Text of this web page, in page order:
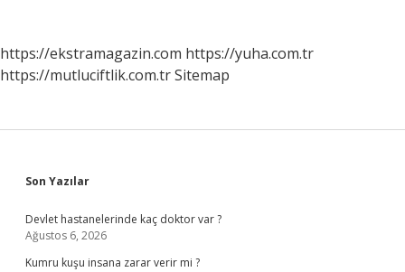
https://ekstramagazin.com https://yuha.com.tr
https://mutluciftlik.com.trSitemap
Sidebar
Son Yazılar
Devlet hastanelerinde kaç doktor var ?
Ağustos 6, 2026
Kumru kuşu insana zarar verir mi ?